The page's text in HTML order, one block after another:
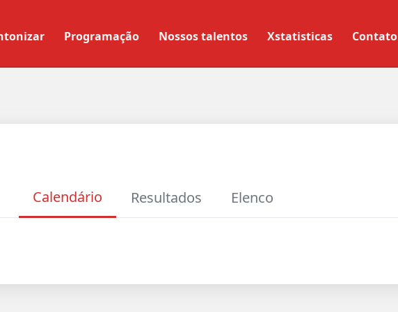
Programação Nossos talentos Xstatisticas Contato
Calendário Resultados Elenco